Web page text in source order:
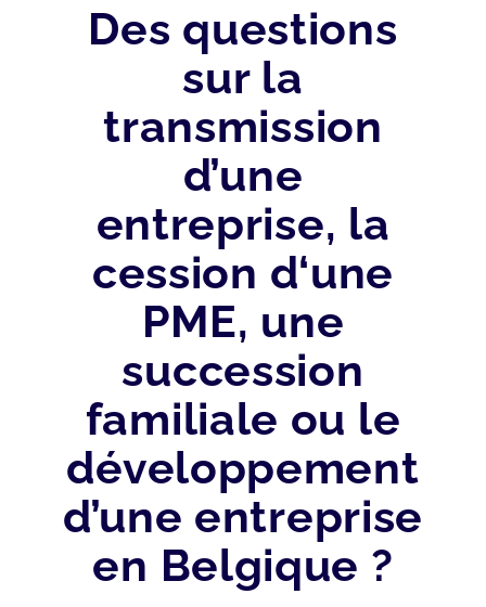
Des questions
sur la
transmission
d’une
entreprise, la
cession d‘une
PME, une
succession
familiale ou le
développement
d’une entreprise
en Belgique ?